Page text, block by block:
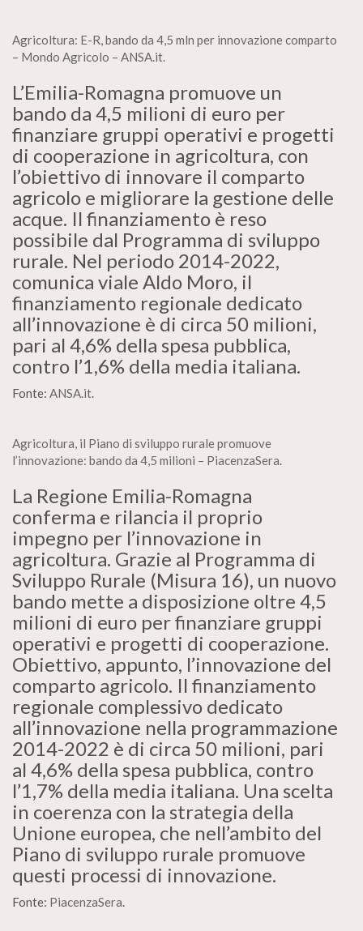
Agricoltura: E-R, bando da 4,5 mln per innovazione comparto
– Mondo Agricolo – ANSA.it.
L’Emilia-Romagna promuove un
bando da 4,5 milioni di euro per
finanziare gruppi operativi e progetti
di cooperazione in agricoltura, con
l’obiettivo di innovare il comparto
agricolo e migliorare la gestione delle
acque. Il finanziamento è reso
possibile dal Programma di sviluppo
rurale. Nel periodo 2014-2022,
comunica viale Aldo Moro, il
finanziamento regionale dedicato
all’innovazione è di circa 50 milioni,
pari al 4,6% della spesa pubblica,
contro l’1,6% della media italiana.
Fonte: ANSA.it.
Agricoltura, il Piano di sviluppo rurale promuove
l’innovazione: bando da 4,5 milioni – PiacenzaSera.
La Regione Emilia-Romagna
conferma e rilancia il proprio
impegno per l’innovazione in
agricoltura. Grazie al Programma di
Sviluppo Rurale (Misura 16), un nuovo
bando mette a disposizione oltre 4,5
milioni di euro per finanziare gruppi
operativi e progetti di cooperazione.
Obiettivo, appunto, l’innovazione del
comparto agricolo. Il finanziamento
regionale complessivo dedicato
all’innovazione nella programmazione
2014-2022 è di circa 50 milioni, pari
al 4,6% della spesa pubblica, contro
l’1,7% della media italiana. Una scelta
in coerenza con la strategia della
Unione europea, che nell’ambito del
Piano di sviluppo rurale promuove
questi processi di innovazione.
Fonte: PiacenzaSera.